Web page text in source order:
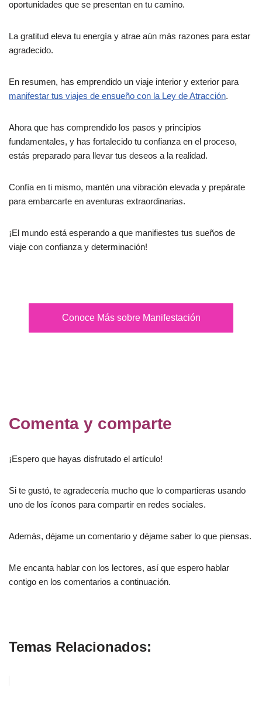
oportunidades que se presentan en tu camino.
La gratitud eleva tu energía y atrae aún más razones para estar
agradecido.
En resumen, has emprendido un viaje interior y exterior para
manifestar tus viajes de ensueño con la Ley de Atracción.
Ahora que has comprendido los pasos y principios
fundamentales, y has fortalecido tu confianza en el proceso,
estás preparado para llevar tus deseos a la realidad.
Confía en ti mismo, mantén una vibración elevada y prepárate
para embarcarte en aventuras extraordinarias.
¡El mundo está esperando a que manifiestes tus sueños de
viaje con confianza y determinación!
Conoce Más sobre Manifestación
Comenta y comparte
¡Espero que hayas disfrutado el artículo!
Si te gustó, te agradecería mucho que lo compartieras usando
uno de los íconos para compartir en redes sociales.
Además, déjame un comentario y déjame saber lo que piensas.
Me encanta hablar con los lectores, así que espero hablar
contigo en los comentarios a continuación.
Temas Relacionados: